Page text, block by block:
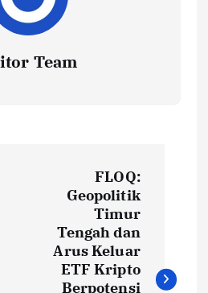
Team
FLOQ:
Geopolitik
Timur
Tengah dan
Arus Keluar
ETF Kripto
Berpotensi